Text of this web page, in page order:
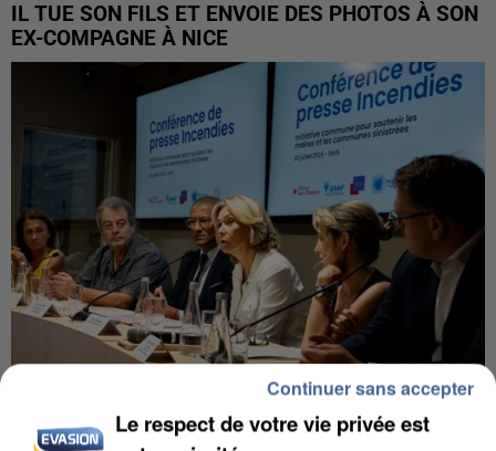
IL TUE SON FILS ET ENVOIE DES PHOTOS À SON
EX-COMPAGNE À NICE
INCENDIES : L’ÎLE-DE-FRANCE LANCE UN ÉLAN
Le respect de votre vie privée est
Continuer sans accepter